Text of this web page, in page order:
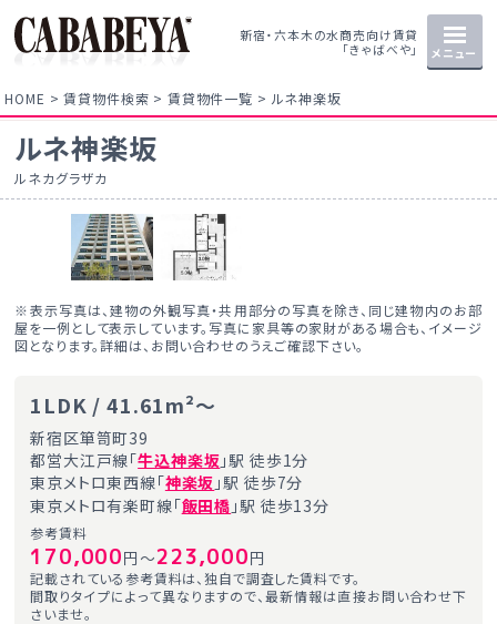
新宿・六本木の水商売向け賃貸
「きゃばべや」
メニュー
HOME 賃貸物件検索 賃貸物件一覧 ルネ神楽坂
ルネ神楽坂
ルネカグラザカ
※表示写真は、建物の外観写真・共用部分の写真を除き、同じ建物内のお部
屋を一例として表示しています。写真に家具等の家財がある場合も、イメージ
図となります。詳細は、お問い合わせのうえご確認下さい。
1LDK / 41.61m²～
新宿区箪笥町39
都営大江戸線「牛込神楽坂 」駅 徒歩1分
東京メトロ東西線「神楽坂 」駅 徒歩7分
東京メトロ有楽町線「飯田橋 」駅 徒歩13分
参考賃料
170,000円～223,000円
記載されている参考賃料は、独自で調査した賃料です。
間取りタイプによって異なりますので、最新情報は直接お問い合わせ下
さいませ。